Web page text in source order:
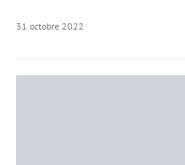
31 octobre 2022